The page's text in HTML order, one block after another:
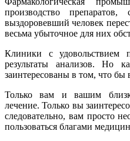
производство
выздоровевший человек
весьма убыточное для них
Клиники с удовольствием
результаты анализов. Но
заинтересованы в том, что
Только вам и вашим
лечение. Только вы
следовательно, вам просто
пользоваться благами